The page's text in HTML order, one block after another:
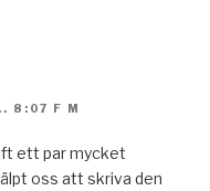
8:07 F M
ett par mycket
oss att skriva den